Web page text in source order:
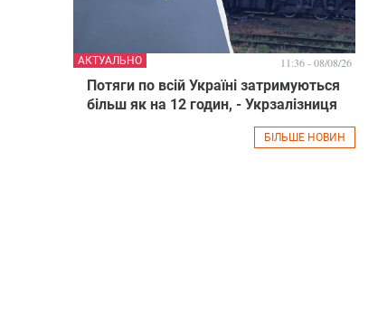
Потяги по всій Україні затримуються
більш як на 12 годин, - Укрзалізниця
АКТУАЛЬНО 11:36 - 08/08/26
БІЛЬШЕ НОВИН